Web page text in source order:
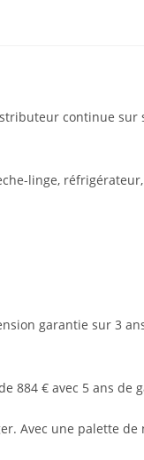
continue sur
linge,
garantie sur 3
884 € avec 5 ans de
Avec une palette de